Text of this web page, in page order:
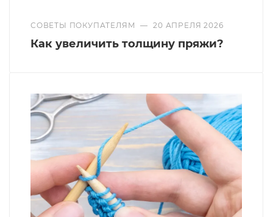
СОВЕТЫ ПОКУПАТЕЛЯМ — 20 АПРЕЛЯ 2026
Как увеличить толщину пряжи?